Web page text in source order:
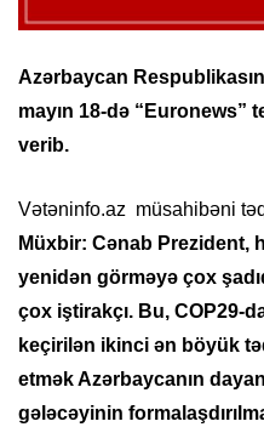
Azərbaycan
mayın 18-də “Euronews”
verib.
Vətəninfo.az müsahibəni
Müxbir: Cənab Prezident,
yenidən görməyə çox
çox iştirakçı. Bu, COP29-
keçirilən ikinci ən böyük
etmək Azərbaycanın
gələcəyinin